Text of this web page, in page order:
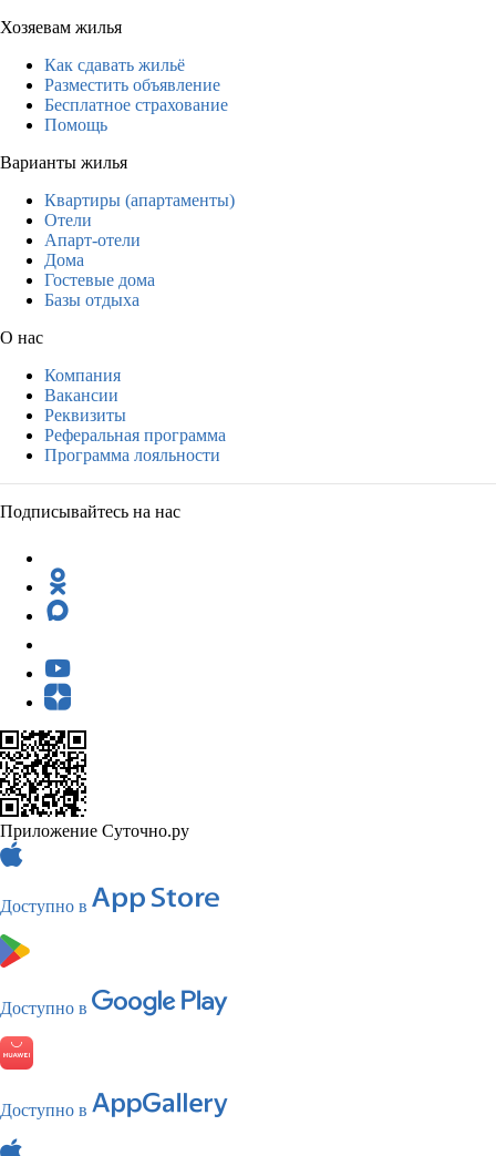
Хозяевам жилья
Как сдавать жильё
Разместить объявление
Бесплатное страхование
Помощь
Варианты жилья
Квартиры (апартаменты)
Отели
Апарт-отели
Дома
Гостевые дома
Базы отдыха
О нас
Компания
Вакансии
Реквизиты
Реферальная программа
Программа лояльности
Подписывайтесь на нас
Приложение Суточно.ру
Доступно в
Доступно в
Доступно в